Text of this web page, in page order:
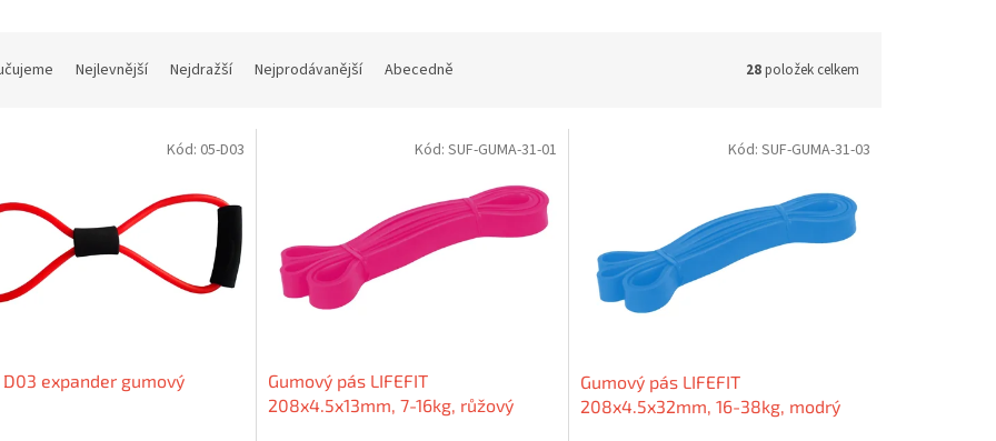
Nejlevnější Nejdražší Nejprodávanější Abecedně 28položek celkem
D03 expander gumový
Kód: 05-D03
Gumový pás LIFEFIT
208x4.5x13mm, 7-16kg, růžový
Kód: SUF-GUMA-31-01
Gumový pás LIFEFIT
208x4.5x32mm, 16-38kg, modrý
Kód: SUF-GUMA-31-03